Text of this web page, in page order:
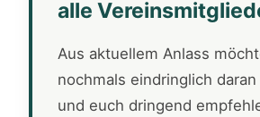
alle
Aus aktuellem Anlass
nochmals eindringlich
und euch dringend